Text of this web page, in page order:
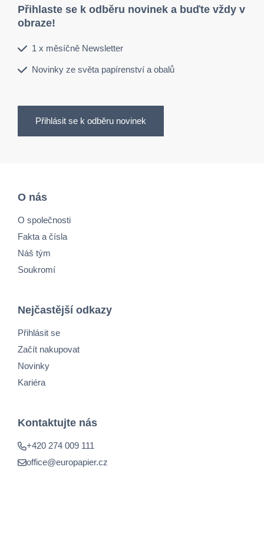
Přihlaste se k odběru novinek a buďte vždy v
obraze!
1 x měsíčně Newsletter
Novinky ze světa papírenství a obalů
Přihlásit se k odběru novinek
O nás
O společnosti
Fakta a čísla
Náš tým
Soukromí
Nejčastější odkazy
Přihlásit se
Začít nakupovat
Novinky
Kariéra
Kontaktujte nás
+420 274 009 111
office@europapier.cz